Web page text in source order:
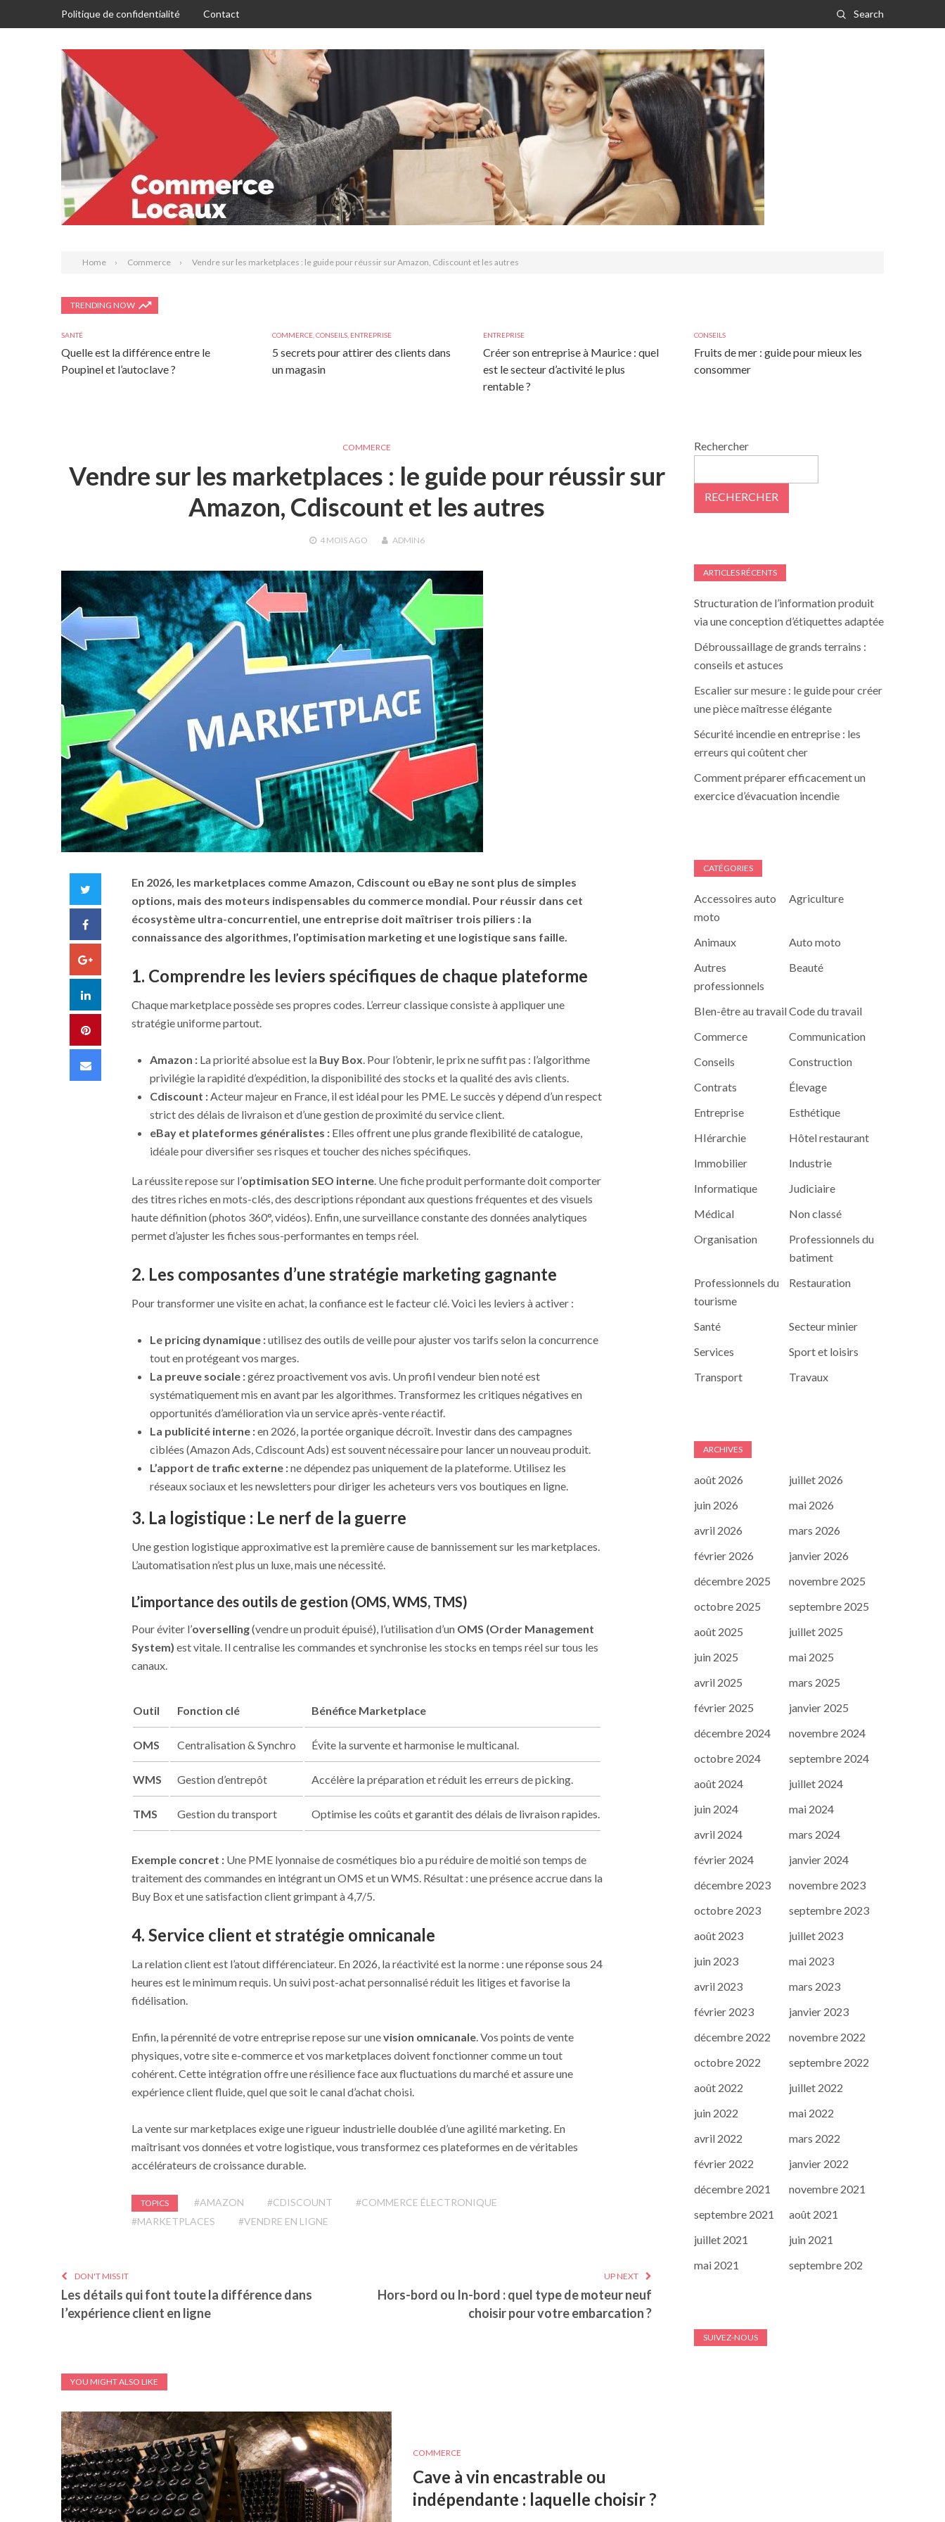
Politique de confidentialité Contact Search
Home Commerce Vendre sur les marketplaces : le guide pour réussir sur Amazon, Cdiscount et les autres
TRENDING NOW
SANTÉ
Quelle est la différence entre le
Poupinel et l’autoclave ?
COMMERCE CONSEILS ENTREPRISE
5 secrets pour attirer des clients dans
un magasin
ENTREPRISE
Créer son entreprise à Maurice : quel
est le secteur d’activité le plus
rentable ?
CONSEILS
Fruits de mer : guide pour mieux les
consommer
COMMERCE
Vendre sur les marketplaces : le guide pour réussir sur
Amazon, Cdiscount et les autres
4 MOISAGO ADMIN6
Facebook
Google+
LinkedIn
Pinterest
Email
En 2026, les marketplaces comme Amazon, Cdiscount ou eBay ne sont plus de simples
options, mais des moteurs indispensables du commerce mondial. Pour réussir dans cet
écosystème ultra-concurrentiel, une entreprise doit maîtriser trois piliers : la
connaissance des algorithmes, l’optimisation marketing et une logistique sans faille.
1. Comprendre les leviers spécifiques de chaque plateforme
Chaque marketplace possède ses propres codes. L’erreur classique consiste à appliquer une
stratégie uniforme partout.
Amazon :La priorité absolue est la Buy Box. Pour l’obtenir, le prix ne suffit pas : l’algorithme
privilégie la rapidité d’expédition, la disponibilité des stocks et la qualité des avis clients.
Cdiscount :Acteur majeur en France, il est idéal pour les PME. Le succès y dépend d’un respect
strict des délais de livraison et d’une gestion de proximité du service client.
eBay et plateformes généralistes :Elles offrent une plus grande flexibilité de catalogue,
idéale pour diversifier ses risques et toucher des niches spécifiques.
La réussite repose sur l’optimisation SEO interne. Une fiche produit performante doit comporter
des titres riches en mots-clés, des descriptions répondant aux questions fréquentes et des visuels
haute définition (photos 360°, vidéos). Enfin, une surveillance constante des données analytiques
permet d’ajuster les fiches sous-performantes en temps réel.
2. Les composantes d’une stratégie marketing gagnante
Pour transformer une visite en achat, la confiance est le facteur clé. Voici les leviers à activer :
Le pricing dynamique :utilisez des outils de veille pour ajuster vos tarifs selon la concurrence
tout en protégeant vos marges.
La preuve sociale :gérez proactivement vos avis. Un profil vendeur bien noté est
systématiquement mis en avant par les algorithmes. Transformez les critiques négatives en
opportunités d’amélioration via un service après-vente réactif.
La publicité interne :en 2026, la portée organique décroît. Investir dans des campagnes
ciblées (Amazon Ads, Cdiscount Ads) est souvent nécessaire pour lancer un nouveau produit.
L’apport de trafic externe :ne dépendez pas uniquement de la plateforme. Utilisez les
réseaux sociaux et les newsletters pour diriger les acheteurs vers vos boutiques en ligne.
3. La logistique : Le nerf de la guerre
Une gestion logistique approximative est la première cause de bannissement sur les marketplaces.
L’automatisation n’est plus un luxe, mais une nécessité.
L’importance des outils de gestion (OMS, WMS, TMS)
Pour éviter l’overselling(vendre un produit épuisé), l’utilisation d’un OMS (Order Management
System) est vitale. Il centralise les commandes et synchronise les stocks en temps réel sur tous les
canaux.
Outil Fonction clé Bénéfice Marketplace
OMS Centralisation & Synchro Évite la survente et harmonise le multicanal.
WMS Gestion d’entrepôt Accélère la préparation et réduit les erreurs de picking.
TMS Gestion du transport Optimise les coûts et garantit des délais de livraison rapides.
Exemple concret :Une PME lyonnaise de cosmétiques bio a pu réduire de moitié son temps de
traitement des commandes en intégrant un OMS et un WMS. Résultat : une présence accrue dans la
Buy Box et une satisfaction client grimpant à 4,7/5.
4. Service client et stratégie omnicanale
La relation client est l’atout différenciateur. En 2026, la réactivité est la norme : une réponse sous 24
heures est le minimum requis. Un suivi post-achat personnalisé réduit les litiges et favorise la
fidélisation.
Enfin, la pérennité de votre entreprise repose sur unevision omnicanale. Vos points de vente
physiques, votre site e-commerce et vos marketplaces doivent fonctionner comme un tout
cohérent. Cette intégration offre une résilience face aux fluctuations du marché et assure une
expérience client fluide, quel que soit le canal d’achat choisi.
La vente sur marketplaces exige une rigueur industrielle doublée d’une agilité marketing. En
maîtrisant vos données et votre logistique, vous transformez ces plateformes en de véritables
accélérateurs de croissance durable.
TOPICS #AMAZON #CDISCOUNT
#COMMERCE ÉLECTRONIQUE
#MARKETPLACES
#VENDRE EN LIGNE
DON'T MISS IT
Les détails qui font toute la différence dans
l’expérience client en ligne
UP NEXT
Hors-bord ou In-bord : quel type de moteur neuf
choisir pour votre embarcation ?
YOU MIGHT ALSO LIKE
COMMERCE
Cave à vin encastrable ou
indépendante : laquelle choisir ?
Rechercher
RECHERCHER
ARTICLES RÉCENTS
Structuration de l’information produit
via une conception d’étiquettes adaptée
Débroussaillage de grands terrains :
conseils et astuces
Escalier sur mesure : le guide pour créer
une pièce maîtresse élégante
Sécurité incendie en entreprise : les
erreurs qui coûtent cher
Comment préparer efficacement un
exercice d’évacuation incendie
CATÉGORIES
Accessoires auto
moto
Agriculture
Animaux
Auto moto
Autres
professionnels
Beauté
BIen-être au travailCode du travail
Commerce
Communication
Conseils
Construction
Contrats
Élevage
Entreprise
Esthétique
HIérarchie
Hôtel restaurant
Immobilier
Industrie
Informatique
Judiciaire
Médical
Non classé
Organisation
Professionnels du
batiment
Professionnels du
tourisme
Restauration
Santé
Secteur minier
Services
Sport et loisirs
Transport
Travaux
ARCHIVES
août 2026
juillet 2026
juin 2026
mai 2026
avril 2026
mars 2026
février 2026
janvier 2026
décembre 2025
novembre 2025
octobre 2025
septembre 2025
août 2025
juillet 2025
juin 2025
mai 2025
avril 2025
mars 2025
février 2025
janvier 2025
décembre 2024
novembre 2024
octobre 2024
septembre 2024
août 2024
juillet 2024
juin 2024
mai 2024
avril 2024
mars 2024
février 2024
janvier 2024
décembre 2023
novembre 2023
octobre 2023
septembre 2023
août 2023
juillet 2023
juin 2023
mai 2023
avril 2023
mars 2023
février 2023
janvier 2023
décembre 2022
novembre 2022
octobre 2022
septembre 2022
août 2022
juillet 2022
juin 2022
mai 2022
avril 2022
mars 2022
février 2022
janvier 2022
décembre 2021
novembre 2021
septembre 2021
août 2021
juillet 2021
juin 2021
mai 2021
septembre 202
SUIVEZ-NOUS